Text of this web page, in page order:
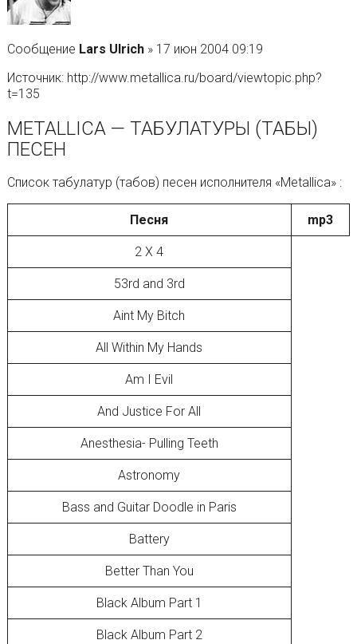
Сообщение Lars Ulrich» 17 июн 2004 09:19
Источник: http://www.metallica.ru/board/viewtopic.php?
t=135
METALLICA — ТАБУЛАТУРЫ (ТАБЫ)
ПЕСЕН
Список табулатур (табов) песен исполнителя «Metallica» :
Песня mp3
2 X 4
53rd and 3rd
Aint My Bitch
All Within My Hands
Am I Evil
And Justice For All
Anesthesia- Pulling Teeth
Astronomy
Bass and Guitar Doodle in Paris
Battery
Better Than You
Black Album Part 1
Black Album Part 2